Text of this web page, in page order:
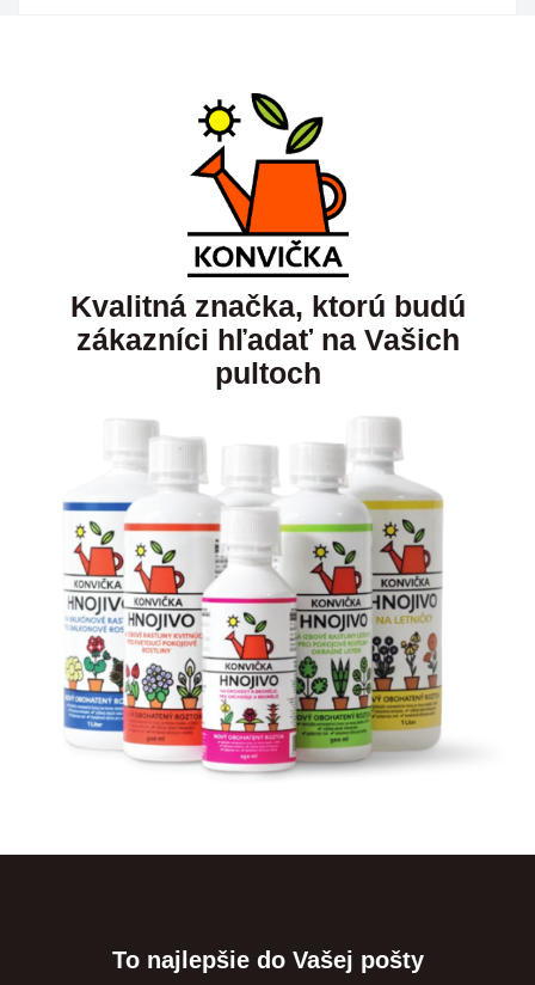
Kvalitná značka, ktorú budú
zákazníci hľadať na Vašich
pultoch
To najlepšie do Vašej pošty